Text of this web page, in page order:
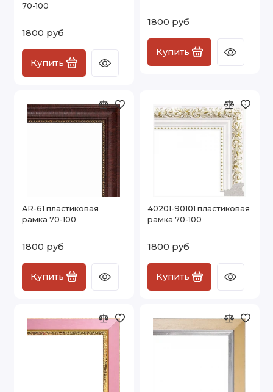
70-100
1800 руб
Купить
1800 руб
Купить
AR-61 пластиковая
рамка 70-100
1800 руб
Купить
40201-90101 пластиковая
рамка 70-100
1800 руб
Купить